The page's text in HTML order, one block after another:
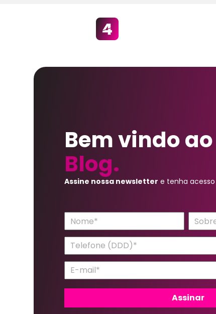
Bem vindo ao
Blog.
Assine nossa newsletter e tenha